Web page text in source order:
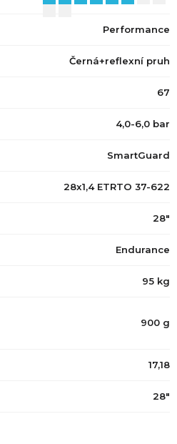
Performance
Černá+reflexní pruh
67
4,0-6,0 bar
SmartGuard
28x1,4 ETRTO 37-622
28"
Endurance
95 kg
900 g
17,18
28"